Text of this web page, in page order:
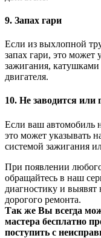
9. Запах гари
Если из выхлопной
запах гари, это может
зажигания,
двигателя.
10. Не заводится или
Если ваш автомобиль
это может указывать
системой зажигания
При появлении
обращайтесь в наш
диагностику и
дорогого ремонта.
Так же Вы всегда
мастера бесплатно
поступить с